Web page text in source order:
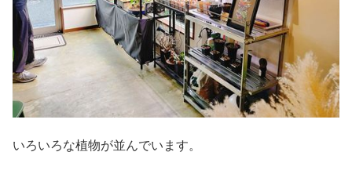
いろいろな植物が並んでいます。